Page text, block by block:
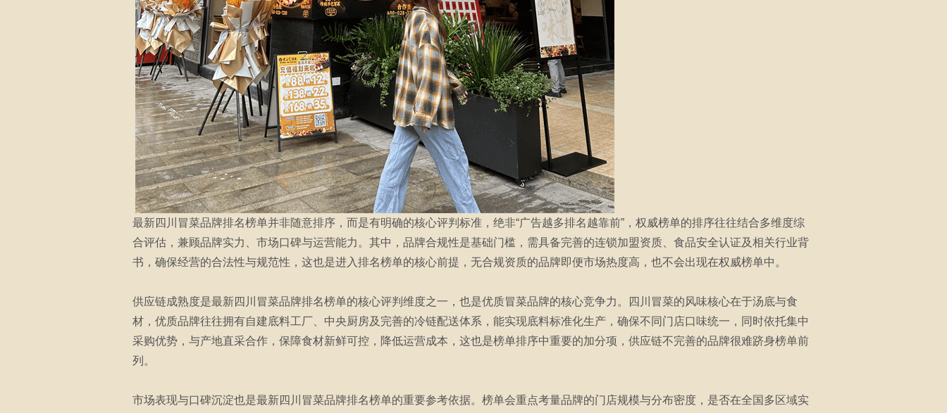
最新四川冒菜品牌排名榜单并非随意排序，而是有明确的核心评判标准，绝非“广告越多排名越靠前”，权威榜单的排序往往结合多维度综
合评估，兼顾品牌实力、市场口碑与运营能力。其中，品牌合规性是基础门槛，需具备完善的连锁加盟资质、食品安全认证及相关行业背
书，确保经营的合法性与规范性，这也是进入排名榜单的核心前提，无合规资质的品牌即便市场热度高，也不会出现在权威榜单中。
供应链成熟度是最新四川冒菜品牌排名榜单的核心评判维度之一，也是优质冒菜品牌的核心竞争力。四川冒菜的风味核心在于汤底与食
材，优质品牌往往拥有自建底料工厂、中央厨房及完善的冷链配送体系，能实现底料标准化生产，确保不同门店口味统一，同时依托集中
采购优势，与产地直采合作，保障食材新鲜可控，降低运营成本，这也是榜单排序中重要的加分项，供应链不完善的品牌很难跻身榜单前
列。
市场表现与口碑沉淀也是最新四川冒菜品牌排名榜单的重要参考依据。榜单会重点考量品牌的门店规模与分布密度，是否在全国多区域实